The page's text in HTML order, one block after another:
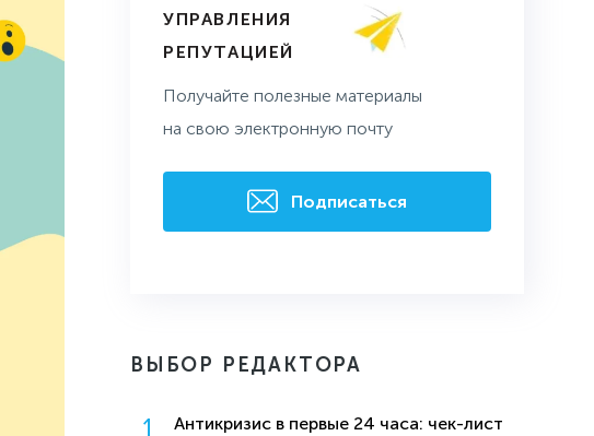
УПРАВЛЕНИЯ
РЕПУТАЦИЕЙ
Получайте полезные материалы
на свою электронную почту
Подписаться
ВЫБОР РЕДАКТОРА
Антикризис в первые 24 часа: чек-лист